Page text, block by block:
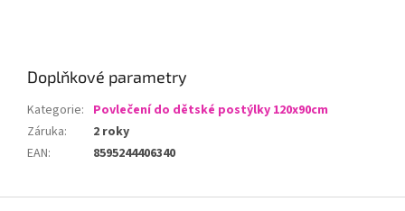
Doplňkové parametry
Kategorie: Povlečení do dětské postýlky 120x90cm
Záruka:
2 roky
EAN: 8595244406340